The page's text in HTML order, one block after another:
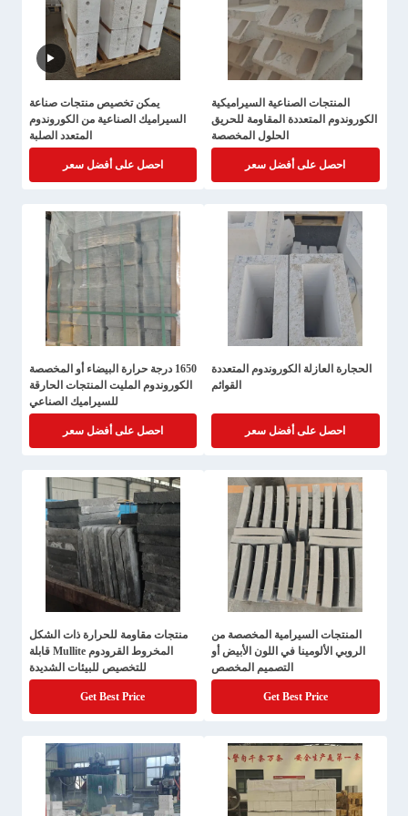
المنتجات الصناعية السيراميكية
الكوروندوم المتعددة المقاومة للحريق
الحلول المخصصة
احصل على أفضل سعر
يمكن تخصيص منتجات صناعة
السيراميك الصناعية من الكوروندوم
المتعدد الصلبة
احصل على أفضل سعر
الحجارة العازلة الكوروندوم المتعددة
القوائم
احصل على أفضل سعر
1650 درجة حرارة البيضاء أو المخصصة
الكوروندوم المليت المنتجات الحارقة
للسيراميك الصناعي
احصل على أفضل سعر
المنتجات السيرامية المخصصة من
الروبي الألومينا في اللون الأبيض أو
التصميم المخصص
Get Best Price
منتجات مقاومة للحرارة ذات الشكل
المخروط القرودوم Mullite قابلة
للتخصيص للبيئات الشديدة
Get Best Price